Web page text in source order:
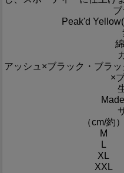
Peak'd
アッシュ×ブラック・ブラ
×
（cm/約）
M
L
XL
XXL